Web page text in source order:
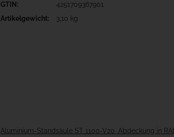
GTIN:
4251709367901
Artikelgewicht:
3,10 kg
Aluminium-Standsäule ST 1100-V20, Abdeckung in